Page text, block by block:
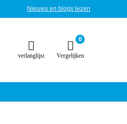
Nieuws en blogs lezen
verlanglijst
0
Vergelijken